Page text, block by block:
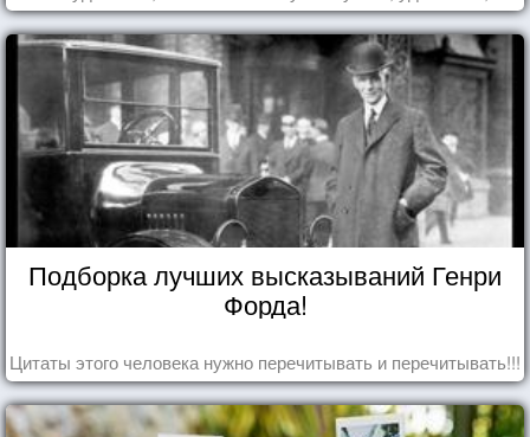
восхититься...
Подборка лучших высказываний Генри
Форда!
Цитаты этого человека нужно перечитывать и перечитывать!!!